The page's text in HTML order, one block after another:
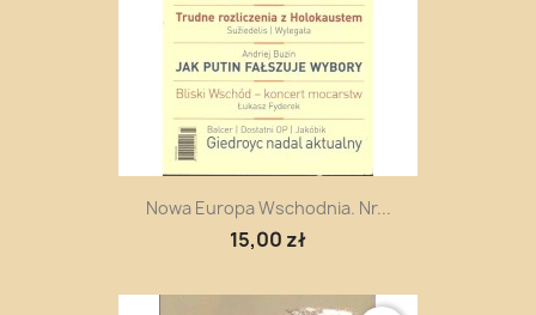
Nowa Europa Wschodnia. Nr...
15,00 zł